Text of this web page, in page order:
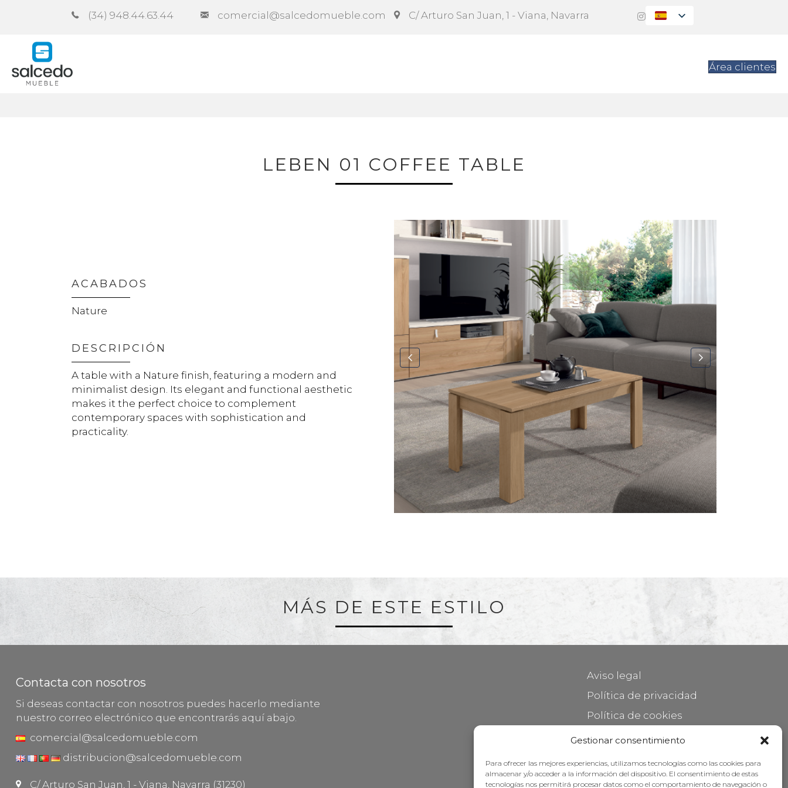
Gestionar consentimiento
Para ofrecer las mejores experiencias, utilizamos tecnologías como las cookies para
almacenar y/o acceder a la información del dispositivo. El consentimiento de estas
tecnologías nos permitirá procesar datos como el comportamiento de navegación o
(34) 948.44.63.44 comercial@salcedomueble.com C/ Arturo San Juan, 1 - Viana, Navarra
Área clientes
LEBEN 01 COFFEE TABLE
ACABADOS
Nature
DESCRIPCIÓN
A table with a Nature finish, featuring a modern and
minimalist design. Its elegant and functional aesthetic
makes it the perfect choice to complement
contemporary spaces with sophistication and
practicality.
MÁS DE ESTE ESTILO
Contacta con nosotros
Si deseas contactar con nosotros puedes hacerlo mediante
nuestro correo electrónico que encontrarás aquí abajo.
comercial@salcedomueble.com
distribucion@salcedomueble.com
C/ Arturo San Juan, 1 - Viana, Navarra (31230)
Aviso legal
Política de privacidad
Política de cookies
Mantener su mueble